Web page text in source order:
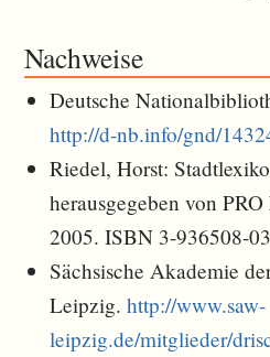
Nachweise
Deutsche
http://d-nb.info/gnd/
Riedel, Horst:
herausgegeben von
2005. ISBN 3-936508-
Sächsische Akademie
Leipzig.http://www.saw-
leipzig.de/mitglieder/